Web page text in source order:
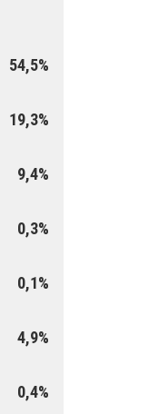
54,5%
19,3%
9,4%
0,3%
0,1%
4,9%
0,4%